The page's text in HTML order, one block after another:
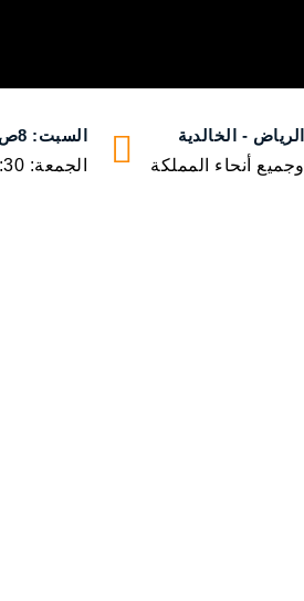
الرياض - الخالدية
وجميع أنحاء المملكة
السبت: 8ص إلى 10م
الجمعة: 1:30م إلى 10م